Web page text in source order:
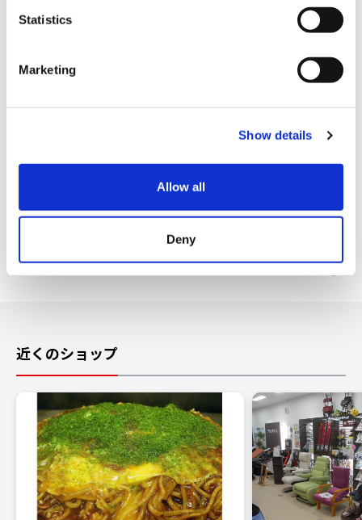
Statistics
Marketing
Show details
Allow all
Deny
JCB
Diners
AMEX
言語対応設備（タブレット、端末機器、指さし会話ツール）
駐車場
近くのショップ